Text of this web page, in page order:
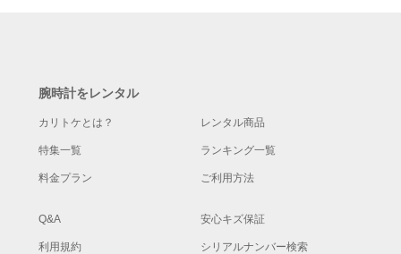
腕時計をレンタル
カリトケとは？ レンタル商品
特集一覧 ランキング一覧
料金プラン ご利用方法
Q&A 安心キズ保証
利用規約 シリアルナンバー検索